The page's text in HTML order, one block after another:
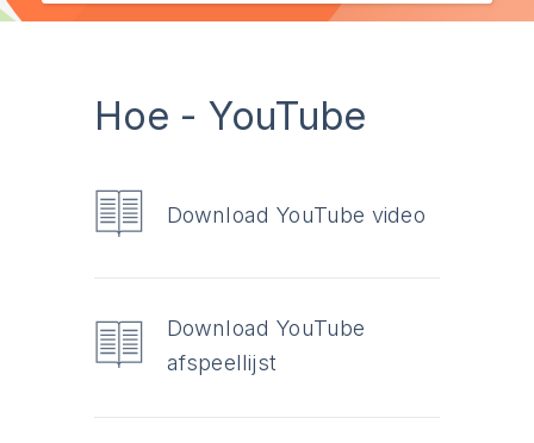
Hoe - YouTube
Download YouTube video
Download YouTube
afspeellijst